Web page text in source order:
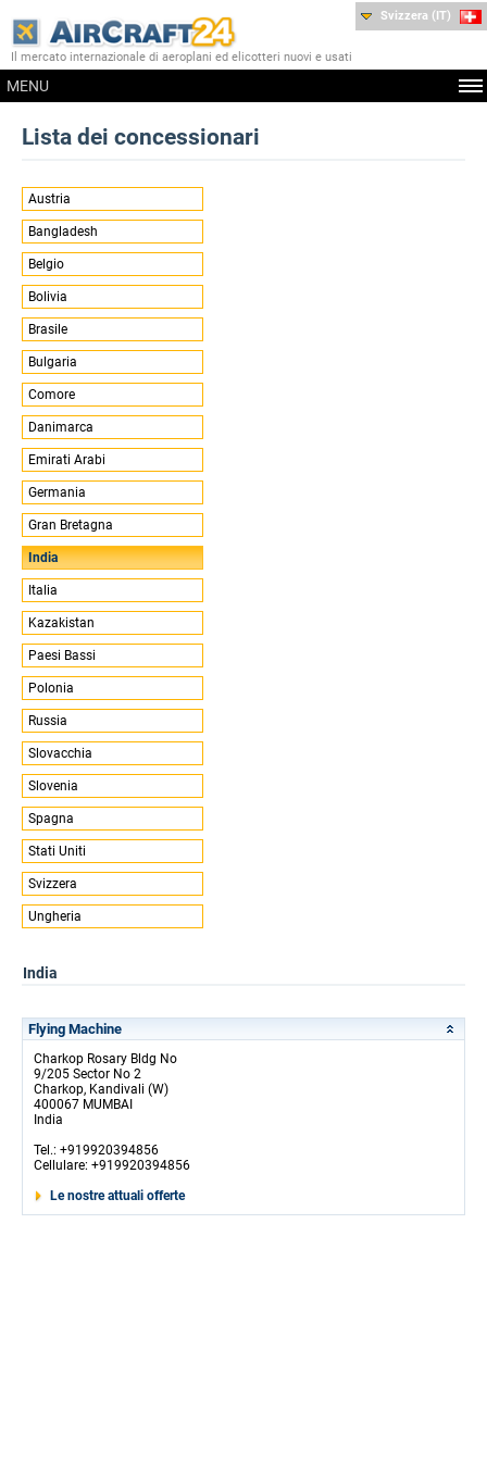
Il mercato internazionale di aeroplani ed elicotteri nuovi e usati
MENU
Svizzera (IT)
Lista dei concessionari
Austria
Bangladesh
Belgio
Bolivia
Brasile
Bulgaria
Comore
Danimarca
Emirati Arabi
Germania
Gran Bretagna
India
Italia
Kazakistan
Paesi Bassi
Polonia
Russia
Slovacchia
Slovenia
Spagna
Stati Uniti
Svizzera
Ungheria
India
Flying Machine
Charkop Rosary Bldg No
9/205 Sector No 2
Charkop, Kandivali (W)
400067 MUMBAI
India
Tel.: +919920394856
Cellulare: +919920394856
Le nostre attuali offerte